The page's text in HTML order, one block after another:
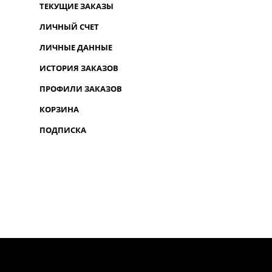
ТЕКУЩИЕ ЗАКАЗЫ
ЛИЧНЫЙ СЧЕТ
ЛИЧНЫЕ ДАННЫЕ
ИСТОРИЯ ЗАКАЗОВ
ПРОФИЛИ ЗАКАЗОВ
КОРЗИНА
ПОДПИСКА